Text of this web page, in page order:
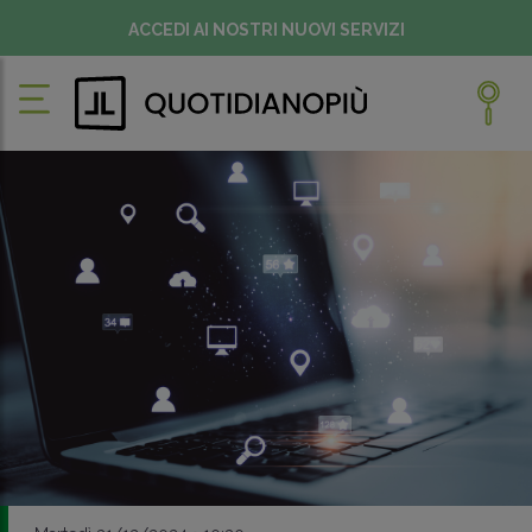
ACCEDI AI NOSTRI NUOVI SERVIZI